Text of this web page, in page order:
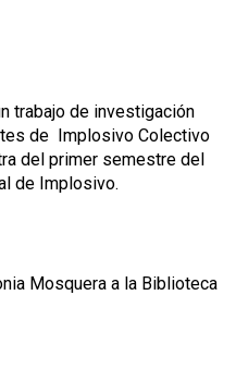
trabajo de investigación
de Implosivo Colectivo
del primer semestre del
de Implosivo.
Mosquera a la Biblioteca